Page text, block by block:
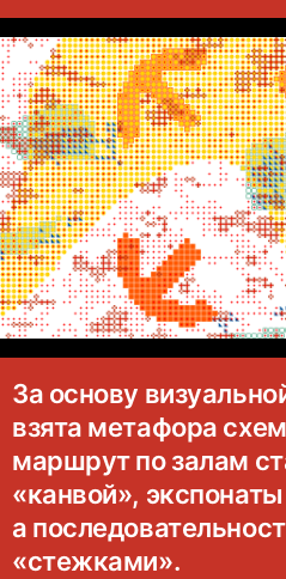
За основу
взята метафора
маршрут по залам
«канвой»,
а
«стежками».